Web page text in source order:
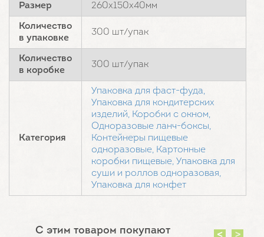
Размер 260х150х40мм
Количество
в упаковке
300 шт/упак
Количество
в коробке
300 шт/упак
Категория
Упаковка для фаст-фуда,
Упаковка для кондитерских
изделий, Коробки с окном,
Одноразовые ланч-боксы,
Контейнеры пищевые
одноразовые, Картонные
коробки пищевые, Упаковка для
суши и роллов одноразовая,
Упаковка для конфет
С этим товаром покупают